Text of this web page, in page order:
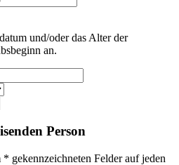
und/oder das Alter der
an.
Person
gekennzeichneten Felder auf jeden